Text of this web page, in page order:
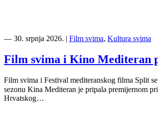
svima
inkluzivna
Film
x
Kino
Mediteran
― 30. srpnja 2026. | Film svima, Kultura svima
Film svima i Kino Mediteran
Film svima i Festival mediteranskog filma Split
sezonu Kina Mediteran je pripala premijernom
Hrvatskog…